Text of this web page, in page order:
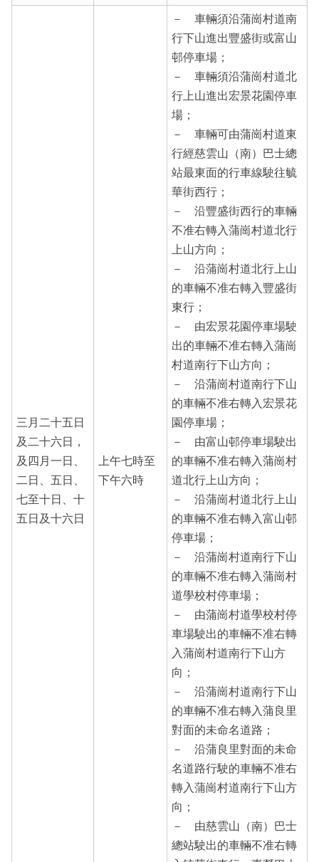
三月二十五日
及二十六日，
及四月一日、
二日、五日、
七至十日、十
五日及十六日
上午七時至
下午六時
－ 車輛須沿蒲崗村道南
行下山進出豐盛街或富山
邨停車場；
－ 車輛須沿蒲崗村道北
行上山進出宏景花園停車
場；
－ 車輛可由蒲崗村道東
行經慈雲山（南）巴士總
站最東面的行車線駛往毓
華街西行；
－ 沿豐盛街西行的車輛
不准右轉入蒲崗村道北行
上山方向；
－ 沿蒲崗村道北行上山
的車輛不准右轉入豐盛街
東行；
－ 由宏景花園停車場駛
出的車輛不准右轉入蒲崗
村道南行下山方向；
－ 沿蒲崗村道南行下山
的車輛不准右轉入宏景花
園停車場；
－ 由富山邨停車場駛出
的車輛不准右轉入蒲崗村
道北行上山方向；
－ 沿蒲崗村道北行上山
的車輛不准右轉入富山邨
停車場；
－ 沿蒲崗村道南行下山
的車輛不准右轉入蒲崗村
道學校村停車場；
－ 由蒲崗村道學校村停
車場駛出的車輛不准右轉
入蒲崗村道南行下山方
向；
－ 沿蒲崗村道南行下山
的車輛不准右轉入蒲良里
對面的未命名道路；
－ 沿蒲良里對面的未命
名道路行駛的車輛不准右
轉入蒲崗村道南行下山方
向；
－ 由慈雲山（南）巴士
總站駛出的車輛不准右轉